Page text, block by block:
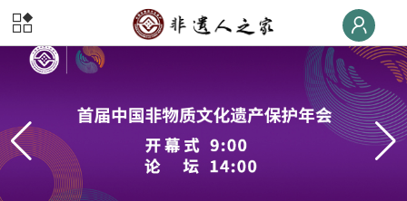
首页
非遗 快线
非遗 荣誉榜
非遗大学堂